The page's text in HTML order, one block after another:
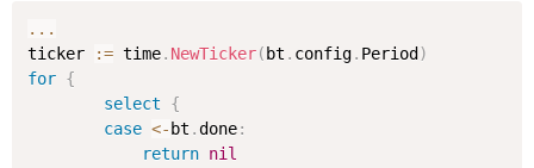
...
ticker
:= time. NewTicker( bt . config. Period )
for {
select
{
case <- bt .done:
return nil